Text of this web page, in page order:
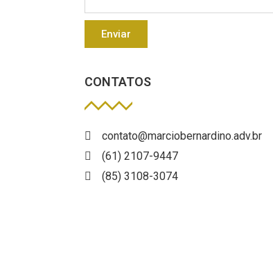
Enviar
CONTATOS
contato@marciobernardino.adv.br
(61) 2107-9447
(85) 3108-3074